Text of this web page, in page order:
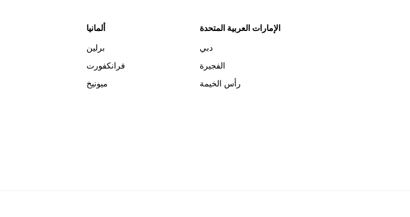
ألمانيا
برلين
فرانكفورت
ميونيخ
الإمارات العربية المتحدة
دبي
الفجيرة
رأس الخيمة